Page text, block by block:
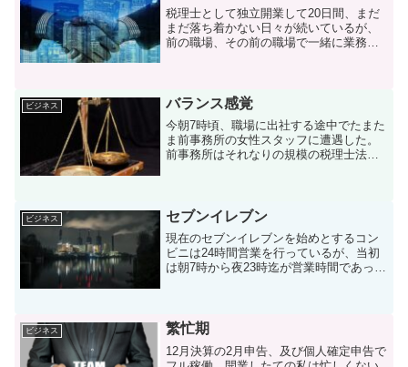
税理士として独立開業して20日間、まだ
まだ落ち着かない日々が続いているが、
前の職場、その前の職場で一緒に業務を
全て完結させなければな...
ビジネス バランス感覚
今朝7時頃、職場に出社する途中でたまた
ま前事務所の女性スタッフに遭遇した。
前事務所はそれなりの規模の税理士法人
多く、バランスをとるの...
ビジネス セブンイレブン
現在のセブンイレブンを始めとするコン
ビニは24時間営業を行っているが、当初
は朝7時から夜23時迄が営業時間であっ
重なっている、という...
ビジネス 繁忙期
12月決算の2月申告、及び個人確定申告で